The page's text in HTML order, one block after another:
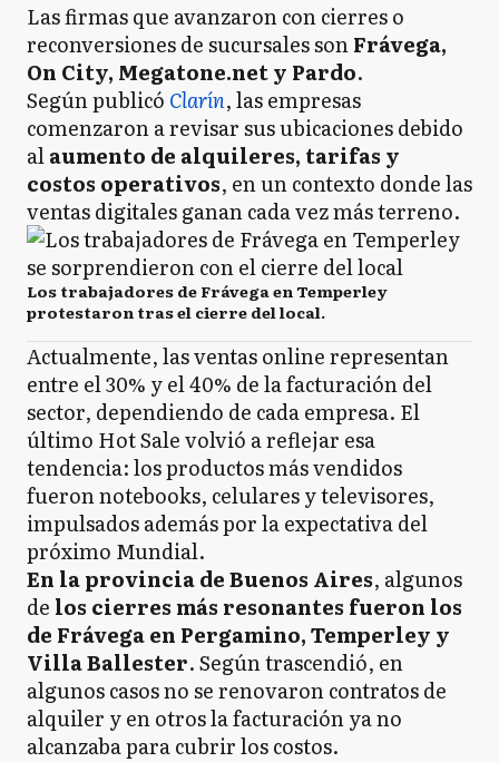
Las firmas que avanzaron con cierres o
reconversiones de sucursales sonFrávega,
On City, Megatone.net y Pardo.
Según publicó Clarín, las empresas
comenzaron a revisar sus ubicaciones debido
alaumento de alquileres, tarifas y
costos operativos, en un contexto donde las
ventas digitales ganan cada vez más terreno.
Los trabajadores de Frávega en Temperley
protestaron tras el cierre del local.
Actualmente, las ventas online representan
entre el 30% y el 40% de la facturación del
sector, dependiendo de cada empresa. El
último Hot Sale volvió a reflejar esa
tendencia: los productos más vendidos
fueron notebooks, celulares y televisores,
impulsados además por la expectativa del
próximo Mundial.
En la provincia de Buenos Aires, algunos
de los cierres más resonantes fueron los
de Frávega en Pergamino, Temperley y
Villa Ballester. Según trascendió, en
algunos casos no se renovaron contratos de
alquiler y en otros la facturación ya no
alcanzaba para cubrir los costos.